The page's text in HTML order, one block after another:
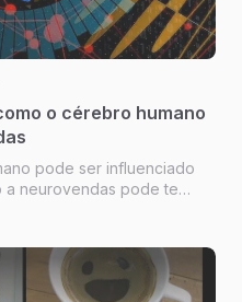
o cérebro humano
pode ser influenciado
a neurovendas pode te